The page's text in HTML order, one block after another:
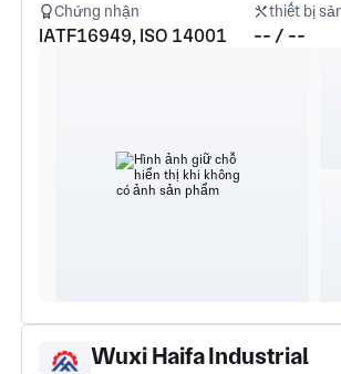
Chứng nhận
IATF16949, ISO 14001
thiết bị
-- / --
Wuxi Haifa Industrial